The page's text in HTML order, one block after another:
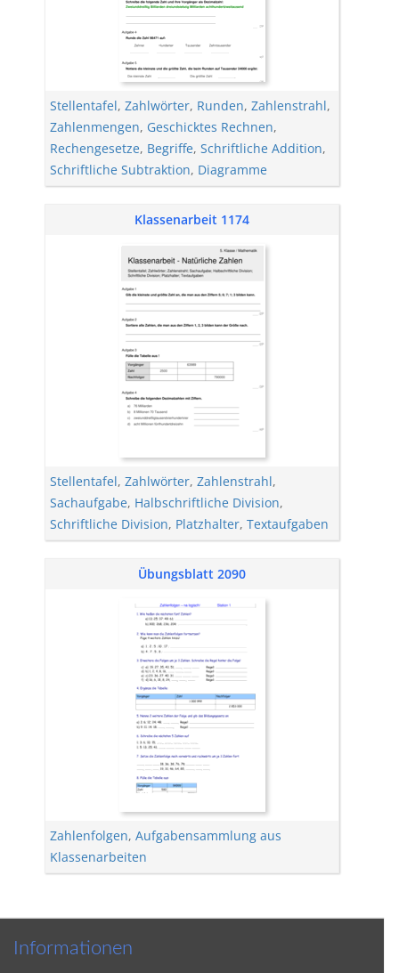
Stellentafel, Zahlwörter, Runden, Zahlenstrahl,
Zahlenmengen, Geschicktes Rechnen,
Rechengesetze, Begriffe, Schriftliche Addition,
Schriftliche Subtraktion, Diagramme
Klassenarbeit 1174
Stellentafel, Zahlwörter, Zahlenstrahl,
Sachaufgabe, Halbschriftliche Division,
Schriftliche Division, Platzhalter, Textaufgaben
Übungsblatt 2090
Zahlenfolgen, Aufgabensammlung aus
Klassenarbeiten
Informationen